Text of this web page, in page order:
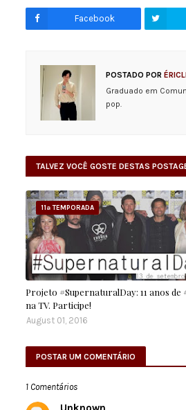
Facebook
POSTADO POR
Graduado em
pop.
TALVEZ VOCÊ GOSTE DESTAS
11ª TEMPORADA
Projeto #SupernaturalDay: 11 anos de
na TV. Participe!
August 01, 2016
POSTAR UM COMENTÁRIO
1 Comentários